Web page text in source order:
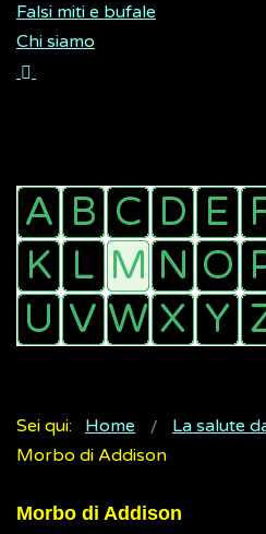
Falsi miti e bufale
Chi siamo
Sei qui: Home La salute
Morbo di Addison
Morbo di Addison